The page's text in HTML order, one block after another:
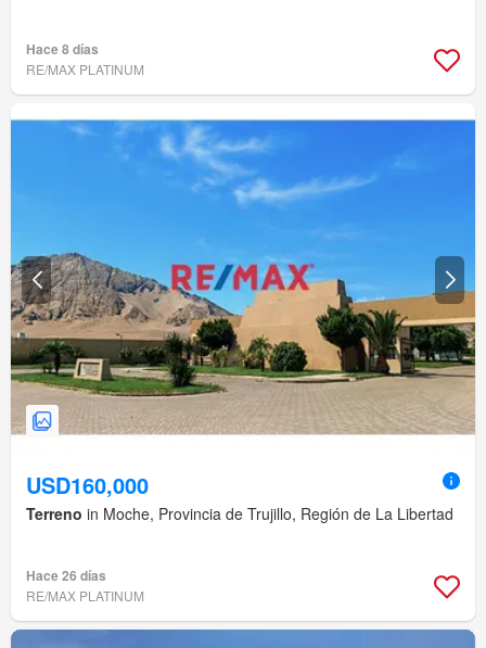
Hace 8 días
RE/MAX PLATINUM
USD160,000
Terreno in Moche, Provincia de Trujillo, Región de La Libertad
Hace 26 días
RE/MAX PLATINUM